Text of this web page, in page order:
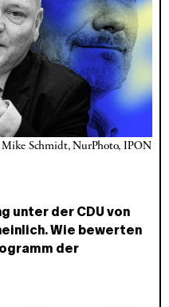
Schmidt, NurPhoto, IPON
unter der CDU von
Wie bewerten
der